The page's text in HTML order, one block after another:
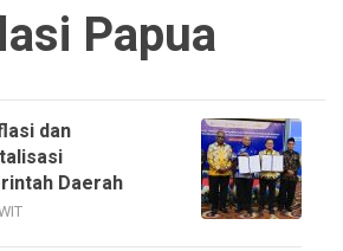
Papua
dan
Daerah